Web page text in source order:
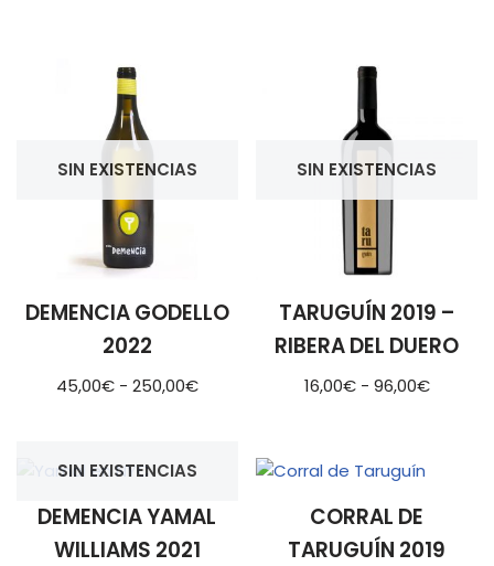
SIN EXISTENCIAS
DEMENCIA GODELLO
2022
45,00€ - 250,00€
SIN EXISTENCIAS
TARUGUÍN 2019 –
RIBERA DEL DUERO
16,00€ - 96,00€
SIN EXISTENCIAS
DEMENCIA YAMAL
WILLIAMS 2021
CORRAL DE
TARUGUÍN 2019